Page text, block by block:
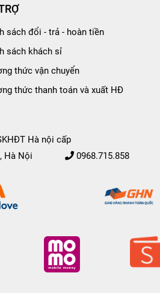
sách đổi - trả - hoàn tiền
sách khách sỉ
thức vận chuyển
thức thanh toán và xuất HĐ
Hà nội cấp
Hà Nội
0968.715.858